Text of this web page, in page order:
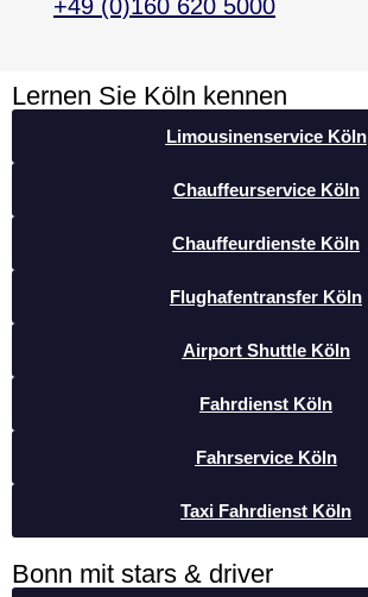
+49 (0)160 620 5000
Lernen Sie Köln kennen
Limousinenservice Köln
Chauffeurservice Köln
Chauffeurdienste Köln
Flughafentransfer Köln
Airport Shuttle Köln
Fahrdienst Köln
Fahrservice Köln
Taxi Fahrdienst Köln
Bonn mit stars & driver